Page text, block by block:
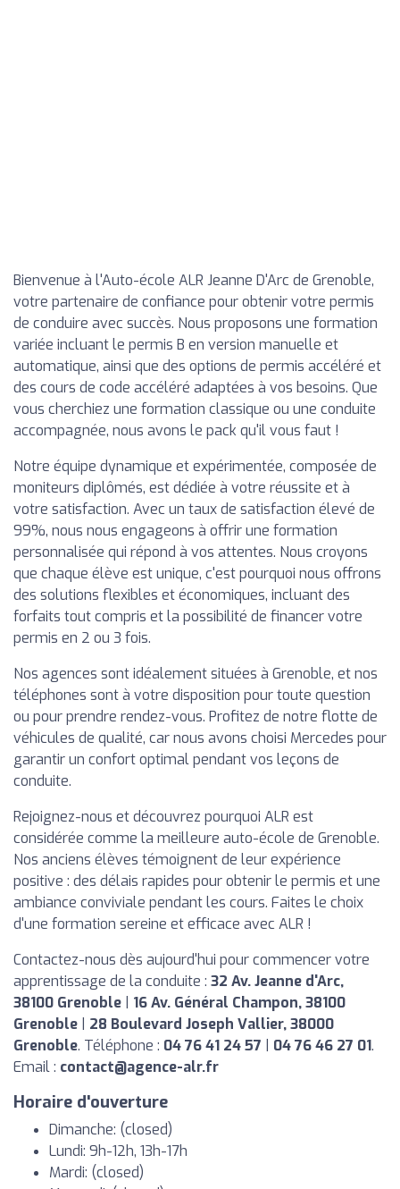
Bienvenue à l'Auto-école ALR Jeanne D'Arc de Grenoble,
votre partenaire de confiance pour obtenir votre permis
de conduire avec succès. Nous proposons une formation
variée incluant le permis B en version manuelle et
automatique, ainsi que des options de permis accéléré et
des cours de code accéléré adaptées à vos besoins. Que
vous cherchiez une formation classique ou une conduite
accompagnée, nous avons le pack qu'il vous faut !
Notre équipe dynamique et expérimentée, composée de
moniteurs diplômés, est dédiée à votre réussite et à
votre satisfaction. Avec un taux de satisfaction élevé de
99%, nous nous engageons à offrir une formation
personnalisée qui répond à vos attentes. Nous croyons
que chaque élève est unique, c'est pourquoi nous offrons
des solutions flexibles et économiques, incluant des
forfaits tout compris et la possibilité de financer votre
permis en 2 ou 3 fois.
Nos agences sont idéalement situées à Grenoble, et nos
téléphones sont à votre disposition pour toute question
ou pour prendre rendez-vous. Profitez de notre flotte de
véhicules de qualité, car nous avons choisi Mercedes pour
garantir un confort optimal pendant vos leçons de
conduite.
Rejoignez-nous et découvrez pourquoi ALR est
considérée comme la meilleure auto-école de Grenoble.
Nos anciens élèves témoignent de leur expérience
positive : des délais rapides pour obtenir le permis et une
ambiance conviviale pendant les cours. Faites le choix
d'une formation sereine et efficace avec ALR !
Contactez-nous dès aujourd'hui pour commencer votre
apprentissage de la conduite : 32 Av. Jeanne d'Arc,
38100 Grenoble
16 Av. Général Champon, 38100
Grenoble
28 Boulevard Joseph Vallier, 38000
Grenoble. Téléphone : 04 76 41 24 57 04 76 46 27 01.
Email : contact@agence-alr.fr
Horaire d'ouverture
Dimanche: (closed)
Lundi: 9h-12h, 13h-17h
Mardi: (closed)